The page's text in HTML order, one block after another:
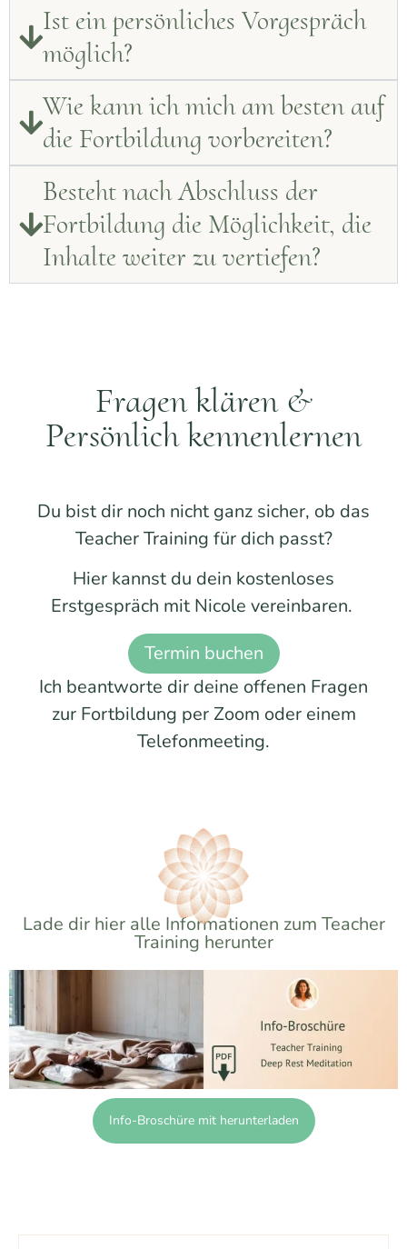
Ist ein persönliches Vorgespräch
möglich?
Wie kann ich mich am besten auf
die Fortbildung vorbereiten?
Besteht nach Abschluss der
Fortbildung die Möglichkeit, die
Inhalte weiter zu vertiefen?
Fragen klären &
Persönlich kennenlernen
Du bist dir noch nicht ganz sicher, ob das
Teacher Training für dich passt?
Hier kannst du dein kostenloses
Erstgespräch mit Nicole vereinbaren.
Termin buchen
Ich beantworte dir deine offenen Fragen
zur Fortbildung per Zoom oder einem
Telefonmeeting.
Lade dir hier alle Informationen zum Teacher
Training herunter
Info-Broschüre mit herunterladen